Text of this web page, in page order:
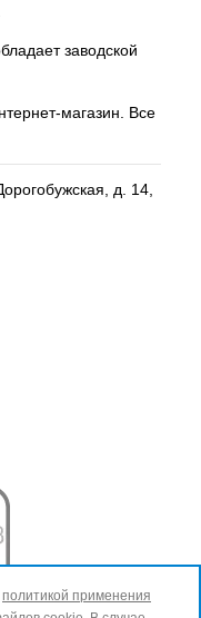
заводской
магазин. Все
д. 14,
политикой применения